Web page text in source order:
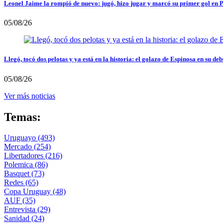
Leonel Jaime la rompió de nuevo: jugó, hizo jugar y marcó su primer gol en
05/08/26
Llegó, tocó dos pelotas y ya está en la historia: el golazo de Espinosa en su
05/08/26
Ver más noticias
Temas:
Uruguayo (493)
Mercado (254)
Libertadores (216)
Polemica (86)
Basquet(73)
Redes (65)
Copa Uruguay (48)
AUF (35)
Entrevista (29)
Sanidad (24)